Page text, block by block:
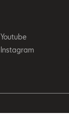
Youtube
Instagram